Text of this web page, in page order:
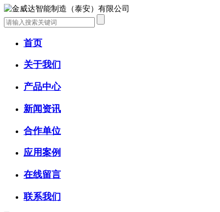
首页
关于我们
产品中心
新闻资讯
合作单位
应用案例
在线留言
联系我们